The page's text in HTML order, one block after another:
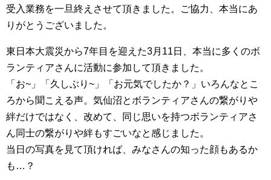
受入業務を一旦終えさせて頂きました。ご協力、本当にあ
りがとうございました。
東日本大震災から7年目を迎えた3月11日、本当に多くのボ
ランティアさんに活動に参加して頂きました。
「お~」「久しぶり~」「お元気でしたか？」いろんなとこ
ろから聞こえる声。気仙沼とボランティアさんの繋がりや
絆だけではなく、改めて、同じ思いを持つボランティアさ
ん同士の繋がりや絆もすごいなと感じました。
当日の写真を見て頂ければ、みなさんの知った顔もあるか
も…？
被災者支援活動【休止中】
港町の編みっ娘ぶらぐ
編みっ娘たち紹介
KRA BLOG
リンク
お問い合わせ